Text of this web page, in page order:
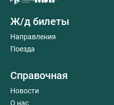
Ж/д билеты
Направления
Поезда
Справочная
Новости
О нас